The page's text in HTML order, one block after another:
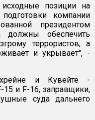
позиции на
компании
президентом
должны обеспечить
террористов, а
и укрывает", -
и Кувейте -
15 и F-16, заправщики,
суда дальнего